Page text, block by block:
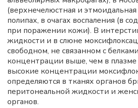
(верхнечелюстная и
полипах, в очагах воспаления (в
при поражении кожи). В
жидкости и в слюне
свободном, не связанном с
концентрации выше, чем в
высокие концентрации
определяются в тканях органов
перитонеальной жидкости и
органов.